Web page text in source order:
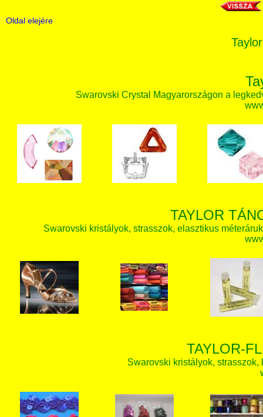
Oldal elejére
Swarovski Crystal Magyarországon a
TAYLOR
Swarovski kristályok, strasszok, elasztikus
TAYLOR-
Swarovski kristályok,